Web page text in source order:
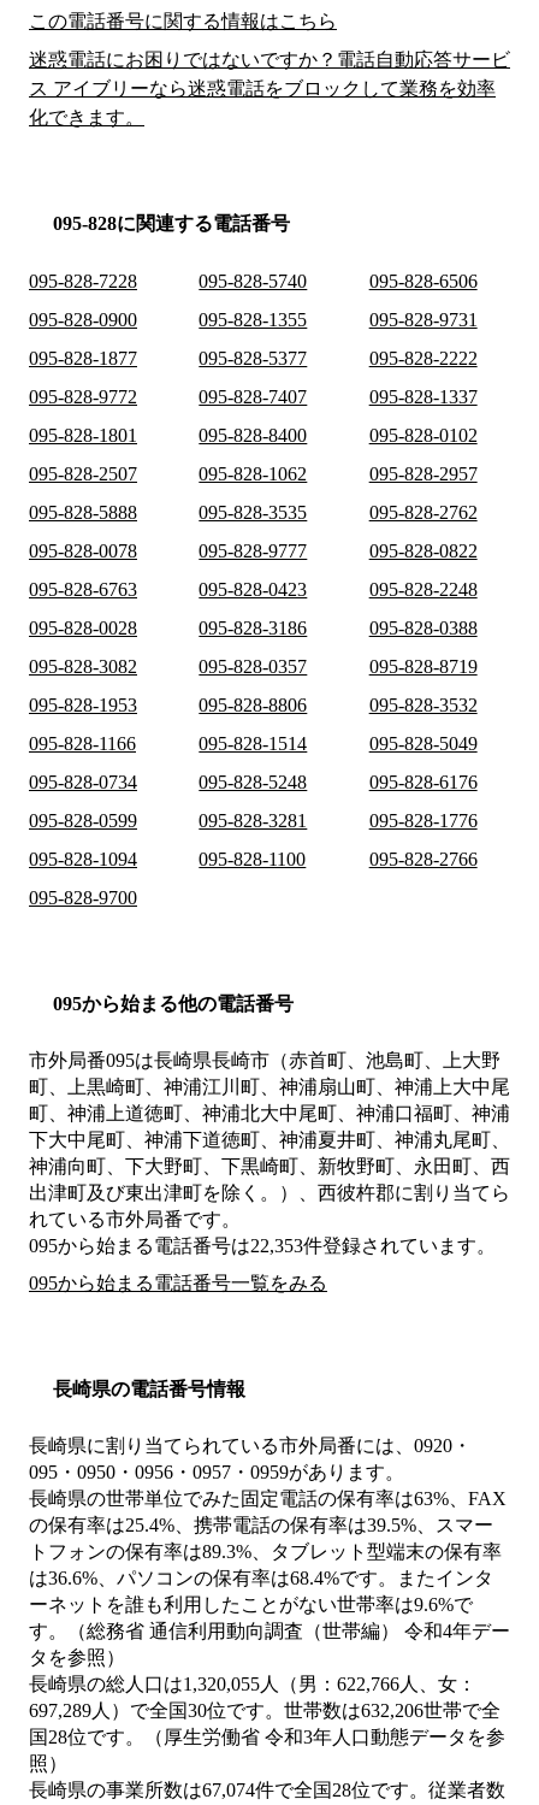
この電話番号に関する情報はこちら
迷惑電話にお困りではないですか？電話自動応答サービ
ス アイブリーなら迷惑電話をブロックして業務を効率
化できます。
095-828に関連する電話番号
095-828-7228 095-828-5740
095-828-6506
095-828-0900
095-828-1355
095-828-9731
095-828-1877
095-828-5377
095-828-2222
095-828-9772
095-828-7407
095-828-1337
095-828-1801
095-828-8400
095-828-0102
095-828-2507
095-828-1062
095-828-2957
095-828-5888
095-828-3535
095-828-2762
095-828-0078
095-828-9777
095-828-0822
095-828-6763
095-828-0423
095-828-2248
095-828-0028
095-828-3186
095-828-0388
095-828-3082
095-828-0357
095-828-8719
095-828-1953
095-828-8806
095-828-3532
095-828-1166
095-828-1514
095-828-5049
095-828-0734
095-828-5248
095-828-6176
095-828-0599
095-828-3281
095-828-1776
095-828-1094
095-828-1100
095-828-2766
095-828-9700
095から始まる他の電話番号
市外局番095は長崎県長崎市（赤首町、池島町、上大野
町、上黒崎町、神浦江川町、神浦扇山町、神浦上大中尾
町、神浦上道徳町、神浦北大中尾町、神浦口福町、神浦
下大中尾町、神浦下道徳町、神浦夏井町、神浦丸尾町、
神浦向町、下大野町、下黒崎町、新牧野町、永田町、西
出津町及び東出津町を除く。）、西彼杵郡に割り当てら
れている市外局番です。
095から始まる電話番号は22,353件登録されています。
095から始まる電話番号一覧をみる
長崎県の電話番号情報
長崎県に割り当てられている市外局番には、0920・
095・0950・0956・0957・0959があります。
長崎県の世帯単位でみた固定電話の保有率は63%、FAX
の保有率は25.4%、携帯電話の保有率は39.5%、スマー
トフォンの保有率は89.3%、タブレット型端末の保有率
は36.6%、パソコンの保有率は68.4%です。またインタ
ーネットを誰も利用したことがない世帯率は9.6%で
す。（総務省 通信利用動向調査（世帯編） 令和4年デー
タを参照）
長崎県の総人口は1,320,055人（男：622,766人、女：
697,289人）で全国30位です。世帯数は632,206世帯で全
国28位です。（厚生労働省 令和3年人口動態データを参
照）
長崎県の事業所数は67,074件で全国28位です。従業者数